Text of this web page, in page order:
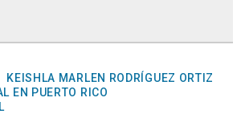
KEISHLA MARLEN RODRÍGUEZ ORTIZ
EN PUERTO RICO